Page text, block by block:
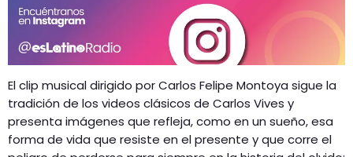
El clip musical dirigido por Carlos Felipe Montoya sigue la
tradición de los videos clásicos de Carlos Vives y
presenta imágenes que refleja, como en un sueño, esa
forma de vida que resiste en el presente y que corre el